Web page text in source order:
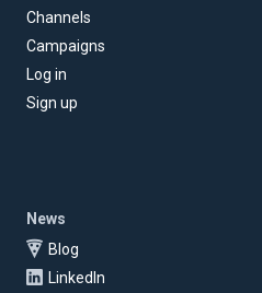
Channels
Campaigns
Log in
Sign up
News
Blog
LinkedIn